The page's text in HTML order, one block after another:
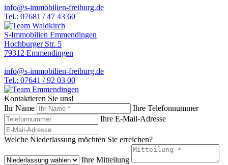
info@s-immobilien-freiburg.de
Tel.: 07681 / 47 43 60
S-Immobilien Emmendingen
Hochburger Str. 5
79312 Emmendingen
info@s-immobilien-freiburg.de
Tel.: 07641 / 92 03 00
Kontaktieren Sie uns!
Ihr Name
Ihre Telefonnummer
Ihre E-Mail-Adresse
Welche Niederlassung möchten Sie erreichen?
Ihre Mitteilung